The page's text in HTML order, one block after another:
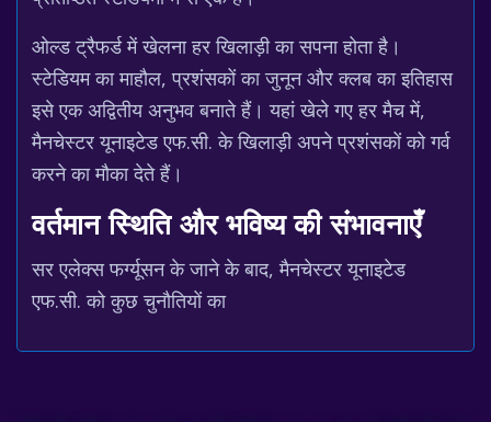
ओल्ड ट्रैफर्ड में खेलना हर खिलाड़ी का सपना होता है।
स्टेडियम का माहौल, प्रशंसकों का जुनून और क्लब का इतिहास
इसे एक अद्वितीय अनुभव बनाते हैं। यहां खेले गए हर मैच में,
मैनचेस्टर यूनाइटेड एफ.सी. के खिलाड़ी अपने प्रशंसकों को गर्व
करने का मौका देते हैं।
वर्तमान स्थिति और भविष्य की संभावनाएँ
सर एलेक्स फर्ग्यूसन के जाने के बाद, मैनचेस्टर यूनाइटेड
एफ.सी. को कुछ चुनौतियों का